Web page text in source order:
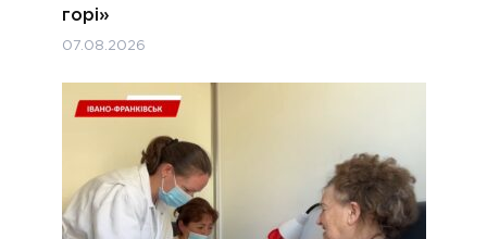
горі»
07.08.2026